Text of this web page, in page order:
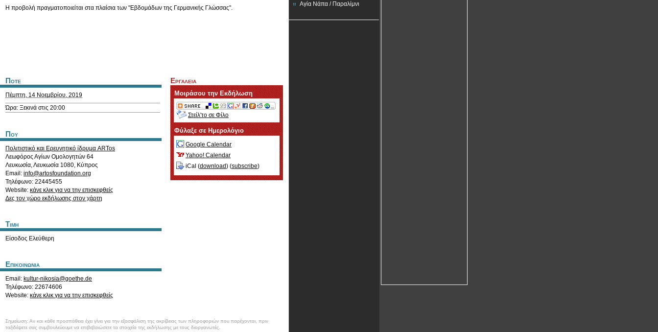
Η προβολή πραγματοποιείται στα πλαίσια των "Εβδομάδων της Γερμανικής Γλώσσας".
Ποτε
Πέμπτη, 14 Νοεμβρίου, 2019
Ώρα: Ξεκινά στις 20:00
Που
Πολιτιστικό και Ερευνητικό ίδρυμα ARTos
Λεωφόρος Αγίων Ομολογητών 64
Λευκωσία,Λευκωσία 1080, Κύπρος
Email: info@artosfoundation.org
Τηλέφωνο: 22445455
Website: κάνε κλικ για να την επισκεφθείς
Δες τον χώρο εκδήλωσης στον χάρτη
Τιμη
Είσοδος Ελεύθερη
Επικοινωνια
Email: kultur-nikosia@goethe.de
Τηλέφωνο: 22674606
Website: κάνε κλικ για να την επισκεφθείς
Εργαλεια
Μοιράσου την Εκδήλωση
Στείλ'το σε Φίλο
Φύλαξε σε Ημερολόγιο
Google Calendar
Yahoo! Calendar
iCal (download) (subscribe)
Σημείωση: Αν και κάθε προσπάθεια έχει γίνει για την εξασφάλιση της ακρίβειας των πληροφοριών που παρέχονται, πριν
ταξιδέψετε σας συμβουλεύουμε να επιβεβαιώσετε τα στοιχεία της εκδήλωσης με τους διοργανωτές.
Αγία Νάπα / Παραλίμνι